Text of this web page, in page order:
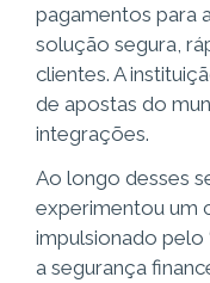
pagamentos para
solução segura,
clientes. A
de apostas do
integrações.
Ao longo desses
experimentou um
impulsionado pelo
a segurança